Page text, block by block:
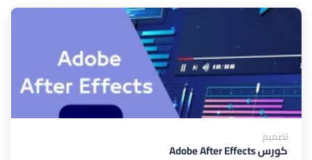
تصميم
كورس Adobe After Effects